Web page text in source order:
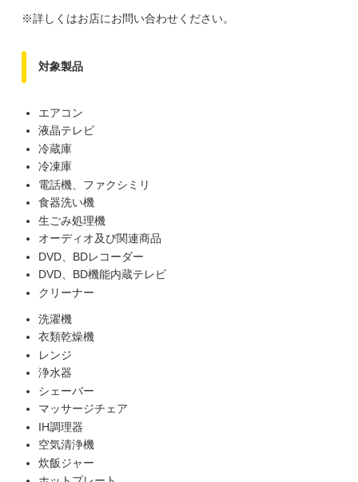
※詳しくはお店にお問い合わせください。
対象製品
エアコン
液晶テレビ
冷蔵庫
冷凍庫
電話機、ファクシミリ
食器洗い機
生ごみ処理機
オーディオ及び関連商品
DVD、BDレコーダー
DVD、BD機能内蔵テレビ
クリーナー
洗濯機
衣類乾燥機
レンジ
浄水器
シェーバー
マッサージチェア
IH調理器
空気清浄機
炊飯ジャー